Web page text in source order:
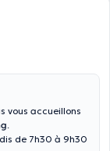
vous accueillons
.
de 7h30 à 9h30